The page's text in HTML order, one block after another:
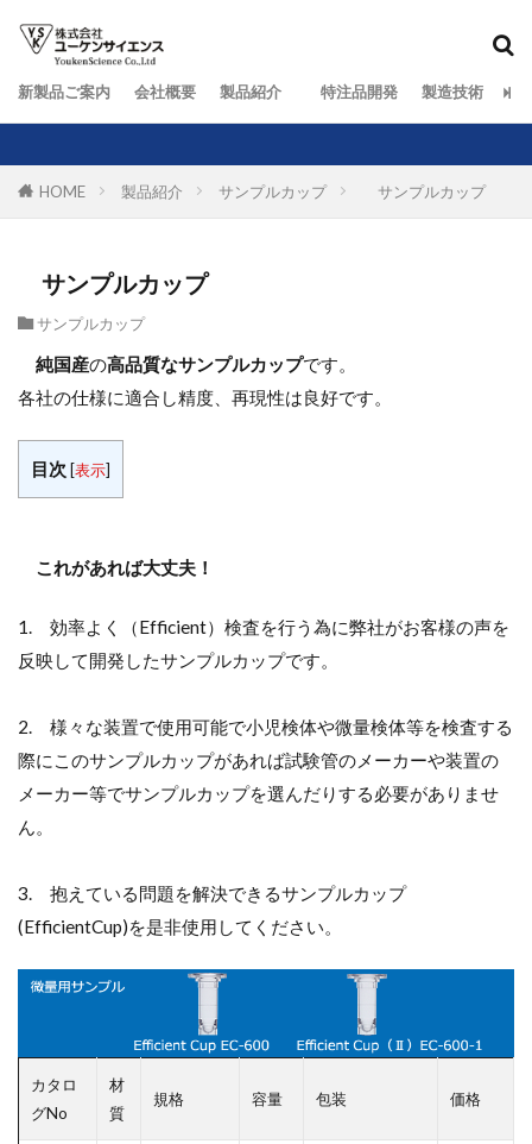
新製品ご案内 会社概要 製品紹介 特注品開発 製造技術 お
HOME 製品紹介 サンプルカップ サンプルカップ
サンプルカップ
サンプルカップ
純国産の高品質なサンプルカップです。
各社の仕様に適合し精度、再現性は良好です。
目次 [表示]
これがあれば大丈夫！
1. 効率よく（Efficient）検査を行う為に弊社がお客様の声を
反映して開発したサンプルカップです。
2. 様々な装置で使用可能で小児検体や微量検体等を検査する
際にこのサンプルカップがあれば試験管のメーカーや装置の
メーカー等でサンプルカップを選んだりする必要がありませ
ん。
3. 抱えている問題を解決できるサンプルカップ
(EfficientCup)を是非使用してください。
カタロ
グNo
材
質
規格 容量 包装 価格